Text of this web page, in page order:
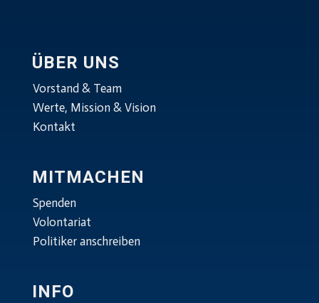
ÜBER UNS
Vorstand & Team
Werte, Mission & Vision
Kontakt
MITMACHEN
Spenden
Volontariat
Politiker anschreiben
INFO